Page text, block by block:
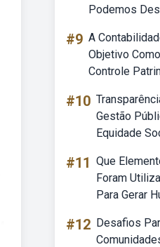
Podemos
#9 A
Objetivo
Controle
#10
Gestão
Equidade
#11 Que
Foram
Para Gerar
#12 Desafios